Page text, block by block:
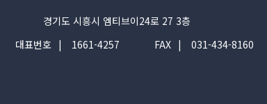
경기도 시흥시 엠티브이24로 27 3층
대표번호
1661-4257 FAX 031-434-8160